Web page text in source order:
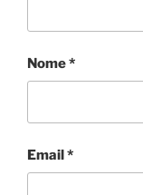
Nome*
Email*